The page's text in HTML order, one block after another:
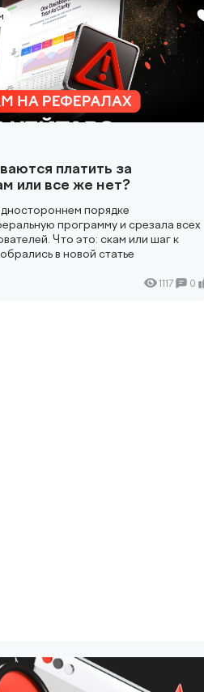
платить за
или все же нет?
порядке
программу и срезала всех
Что это: скам или шаг к
в новой статье
1117 0